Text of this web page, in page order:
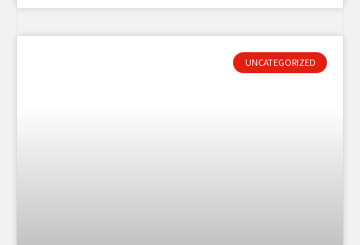
UNCATEGORIZED